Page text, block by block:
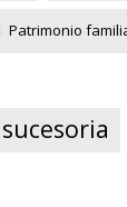
Patrimonio